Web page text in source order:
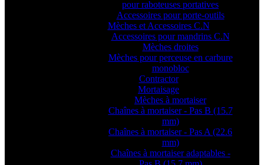
pour raboteuses portatives
Accessoires pour porte-outils
Mèches et Accessoires C.N
Accessoires pour mandrins C.N
Mèches droites
Mèches pour perceuse en carbure
monobloc
Contractor
Mortaisage
Mèches à mortaiser
Chaînes à mortaiser - Pas B (15.7
mm)
Chaînes à mortaiser - Pas A (22.6
mm)
Chaînes à mortaiser adaptables -